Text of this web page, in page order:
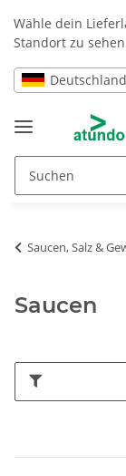
Wähle dein
Standort zu
Deutschland
Saucen, Salz &
Saucen